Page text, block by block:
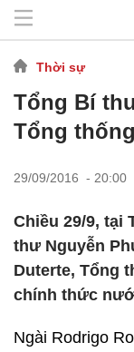
Thời sự
Tổng Bí
Tổng
29/09/2016 - 20:00
Chiều 29/9, tại
thư Nguyễn
Duterte, Tổng
chính thức
Ngài Rodrigo